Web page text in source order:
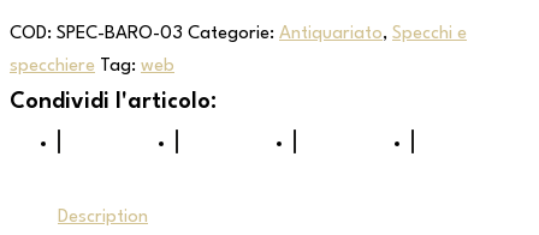
COD: SPEC-BARO-03 Categorie: Antiquariato, Specchi e
specchiere Tag: web
Description